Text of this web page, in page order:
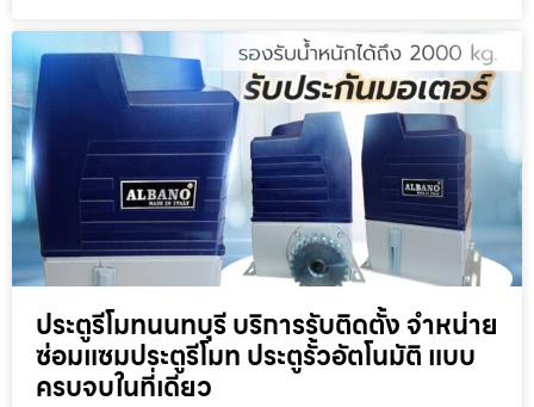
ประตูรีโมทนนทบุรี บริการรับติดตั้ง จำหน่าย
ซ่อมแซมประตูรีโมท ประตูรั้วอัตโนมัติ แบบ
ครบจบในที่เดียว